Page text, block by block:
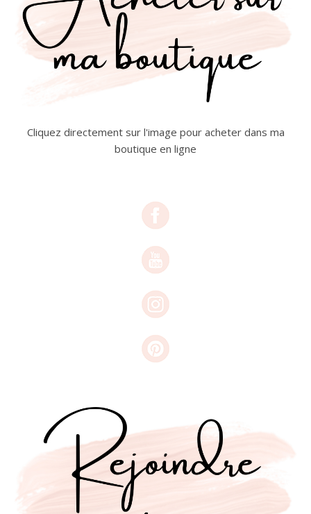
Cliquez directement sur l'image pour acheter dans ma
boutique en ligne